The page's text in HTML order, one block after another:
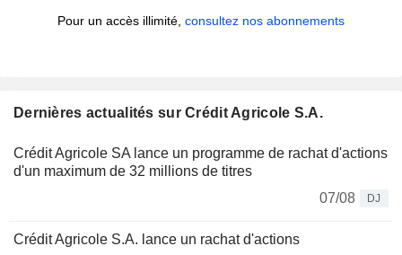
Pour un accès illimité, consultez nos abonnements
Dernières actualités sur Crédit Agricole S.A.
Crédit Agricole SA lance un programme de rachat d'actions
d'un maximum de 32 millions de titres
07/08
DJ
Crédit Agricole S.A. lance un rachat d'actions